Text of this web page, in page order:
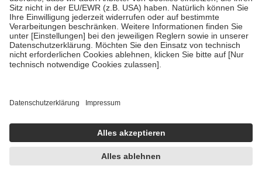
mit Ausnahme der Fahrkosten
• Untersuchungen zur Vorsorge und Früherkennung, die von der
GKV getragen werden
• empfohlenen Schutzimpfungen
• Harn- und Blutteststreifen
getroffen, um sicherzustellen, dass es sich um echte Bewertungen
https://help.etrusted.com/hc/de/articles/4419944605341
Einige Bilder und Inhalte wurden unter Zuhilfenahme künstlicher